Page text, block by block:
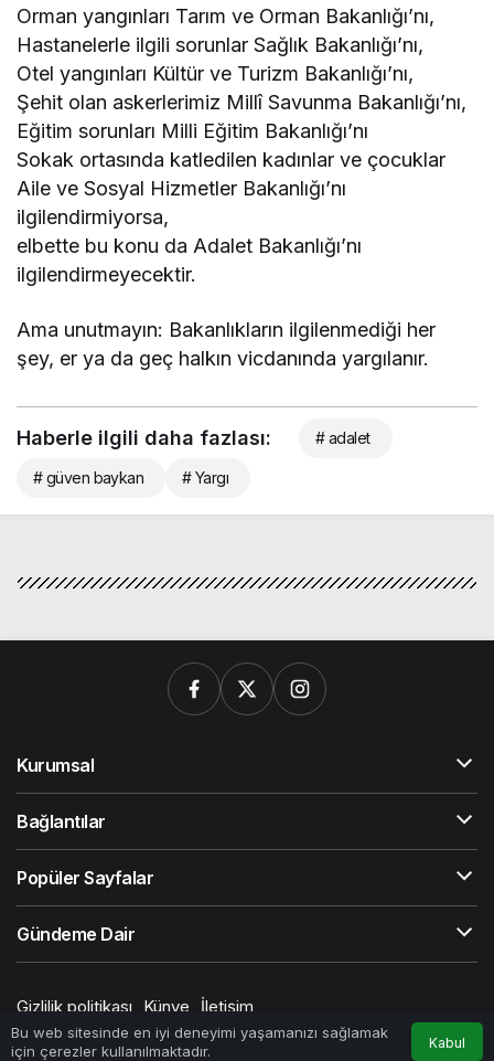
Orman yangınları Tarım ve Orman Bakanlığı’nı,
Hastanelerle ilgili sorunlar Sağlık Bakanlığı’nı,
Otel yangınları Kültür ve Turizm Bakanlığı’nı,
Şehit olan askerlerimiz Millî Savunma Bakanlığı’nı,
Eğitim sorunları Milli Eğitim Bakanlığı’nı
Sokak ortasında katledilen kadınlar ve çocuklar
Aile ve Sosyal Hizmetler Bakanlığı’nı
ilgilendirmiyorsa,
elbette bu konu da Adalet Bakanlığı’nı
ilgilendirmeyecektir.
Ama unutmayın: Bakanlıkların ilgilenmediği her
şey, er ya da geç halkın vicdanında yargılanır.
Haberle ilgili daha fazlası: # adalet
# güven baykan # Yargı
Bu web sitesinde en iyi deneyimi yaşamanızı sağlamak
için çerezler kullanılmaktadır.
Kabul
Kurumsal
Bağlantılar
Popüler Sayfalar
Gündeme Dair
Gizlilik politikası Künye
İletişim
© Telif Hakkı 2026, Tüm Hakları Saklıdır